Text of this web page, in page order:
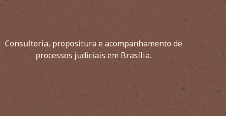
Consultoria, propositura e acompanhamento de
processos judiciais em Brasília.